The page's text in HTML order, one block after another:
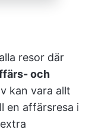
resor där
och
kan vara allt
en affärsresa i